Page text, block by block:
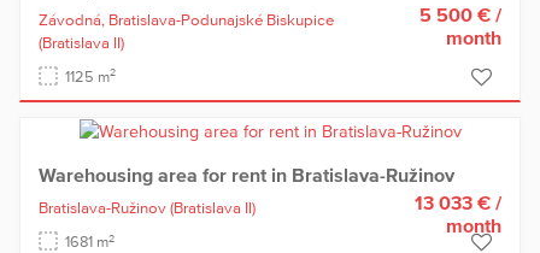
Závodná, Bratislava-Podunajské Biskupice
(Bratislava II)
1125 m2
5 500 € /
month
Warehousing area for rent in Bratislava-Ružinov
Bratislava-Ružinov (Bratislava II)
1681 m2
13 033 € /
month